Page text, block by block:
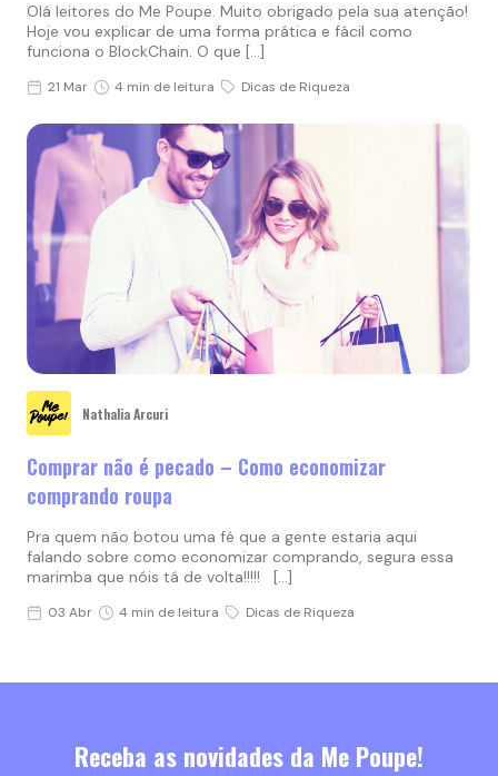
Olá leitores do Me Poupe. Muito obrigado pela sua atenção!
Hoje vou explicar de uma forma prática e fácil como
funciona o BlockChain. O que […]
21 Mar 4 min de leitura Dicas de Riqueza
Nathalia Arcuri
Comprar não é pecado – Como economizar
comprando roupa
Pra quem não botou uma fé que a gente estaria aqui
falando sobre como economizar comprando, segura essa
marimba que nóis tá de volta!!!!! […]
03 Abr 4 min de leitura Dicas de Riqueza
Receba as novidades da Me Poupe!